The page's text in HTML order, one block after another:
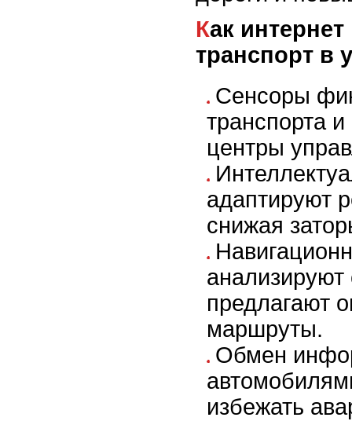
Как интернет вещей меняет
транспорт в
Сенсоры
транспорта
центры
адаптируют
снижая
предлагают
маршруты.
Обмен
избежать